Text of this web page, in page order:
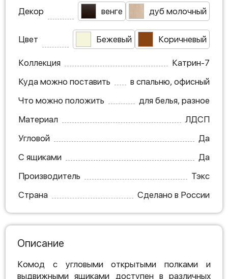
Декор венге дуб молочный
Цвет Бежевый Коричневый
Коллекция
Катрин-7
Куда можно поставить
в спальню, офисный
Что можно положить
для белья, разное
Материал
ЛДСП
Угловой
Да
С ящиками
Да
Производитель
Тэкс
Страна
Сделано в России
Описание
Комод с угловыми открытыми полками и
выдвижными ящиками доступен в различных